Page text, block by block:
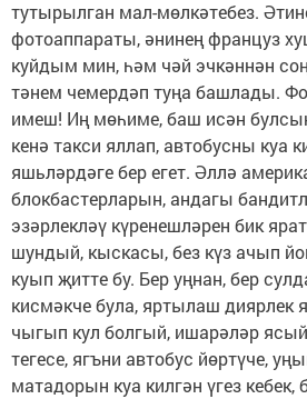
тутырылган мал-мөлкәтебез.
фотоаппараты, әнинең француз
куйдым мин, һәм чәй эчкәннән
тәнем чемердәп туңа башлады.
имеш! Иң мөһиме, баш исән
кенә такси яллап, автобусны куа
яшьләрдәге бер егет. Әллә
блокбастерларын, андагы
эзәрлекләү күренешләрен бик
шундый, кыскасы, без күз ачып
куып җитте бу. Бер уңнан, бер
кисмәкче була, яртылаш диярлек
чыгып кул болгый, ишарәләр
тегесе, ягъни автобус йөртүче,
матадорын куа килгән үгез